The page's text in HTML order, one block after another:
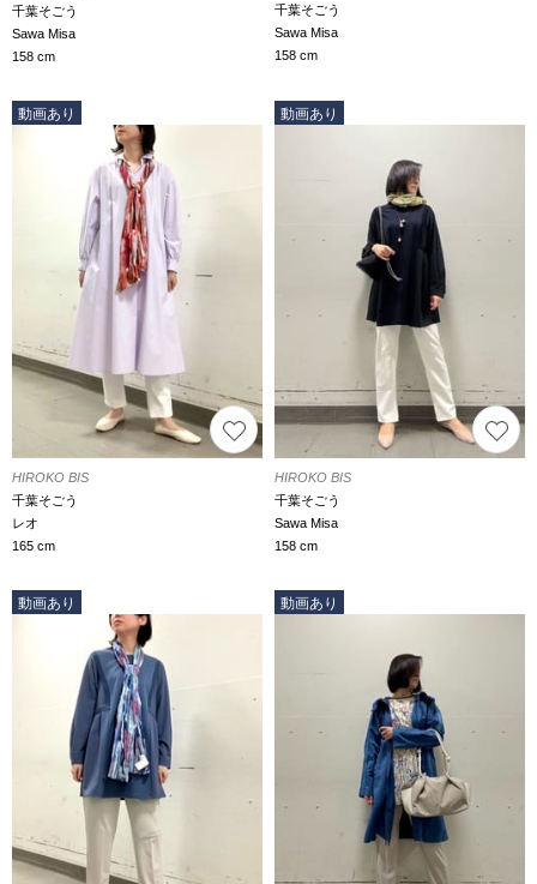
千葉そごう
Sawa Misa
158 cm
千葉そごう
Sawa Misa
158 cm
動画あり
HIROKO BIS
千葉そごう
レオ
165 cm
動画あり
HIROKO BIS
千葉そごう
Sawa Misa
158 cm
動画あり 動画あり